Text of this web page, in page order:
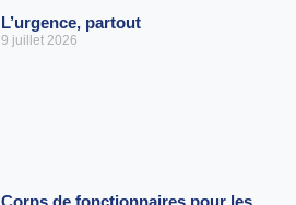
L’urgence, partout
9 juillet 2026
Corps de fonctionnaires pour les